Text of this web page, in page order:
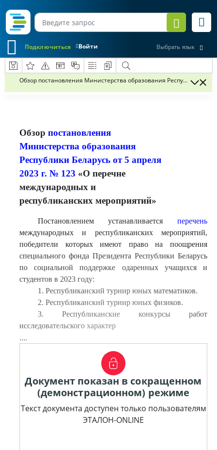
Войти
Подключиться Выбрать язык
Обзор постановления Министерства образования Республики
Обзор постановления
Министерства образования
Республики Беларусь от 5 апреля
2023 г. № 123 «О перечне
международных и
республиканских мероприятий»
Постановлением устанавливается перечень
международных и республиканских мероприятий,
победители которых имеют право на поощрения
специального фонда Президента Республики Беларусь
по социальной поддержке одаренных учащихся и
студентов в 2023 году:
1. Республиканский турнир юных математиков.
2. Республиканский турнир юных физиков.
3. Республиканские конкурсы работ
исследовательского характер
....
Документ показан в сокращенном
(демонстрационном) режиме
Текст документа доступен только пользователям
ЭТАЛОН-ONLINE